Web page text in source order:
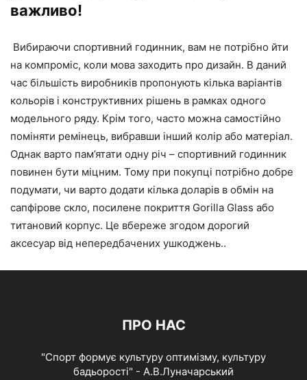
важливо!
Вибираючи спортивний годинник, вам не потрібно йти
на компроміс, коли мова заходить про дизайн. В даний
час більшість виробників пропонують кілька варіантів
кольорів і конструктивних рішень в рамках одного
модельного ряду. Крім того, часто можна самостійно
поміняти ремінець, вибравши інший колір або матеріал.
Однак варто пам’ятати одну річ – спортивний годинник
повинен бути міцним. Тому при покупці потрібно добре
подумати, чи варто додати кілька доларів в обмін на
сапфірове скло, посилене покриття Gorilla Glass або
титановий корпус. Це вбереже згодом дорогий
аксесуар від непередбачених ушкоджень..
ПРО НАС
"Спорт формує культуру оптимізму, культуру
бадьорості" - А.В.Луначарський